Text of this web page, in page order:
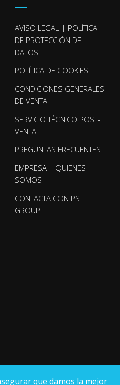
AVISO LEGAL | POLÍTICA
DE PROTECCIÓN DE
DATOS
POLÍTICA DE COOKIES
CONDICIONES GENERALES
DE VENTA
SERVICIO TÉCNICO POST-
VENTA
PREGUNTAS FRECUENTES
EMPRESA | QUIENES
SOMOS
CONTACTA CON PS
GROUP
que damos la mejor